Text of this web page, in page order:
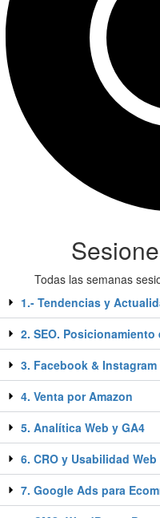
Todas las semanas
1.- Tendencias y
2. SEO.
3. Facebook &
4. Venta por Amazon
5. Analítica Web y GA4
6. CRO y Usabilidad Web
7. Google Ads para